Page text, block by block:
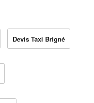
Devis Taxi Brigné